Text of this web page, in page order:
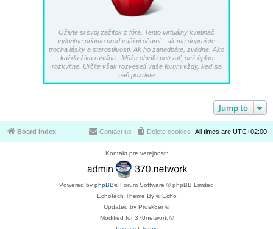
Oživte si svoj zážitok z fóra. Tento virtuálny kvetináč
vykvitne priamo pred vašimi očami... ak mu doprajete
trocha lásky a starostlivosti. Ak ho zanedbáte, zvädne. Ako
každá živá rastlina.. Môže chvíľu potrvať, než úplne
rozkvitne. Určite však rozveselí vaše forum vždy, keď sa
naň pozriete
Jump to
Board index All times are UTC+02:00
Delete cookies
Contact us
Kontakt pre verejnosť:
Powered by phpBB® Forum Software © phpBB Limited
Echotech Theme By © Echo
Updated by Prosk8er ©
Modified for 370network ©